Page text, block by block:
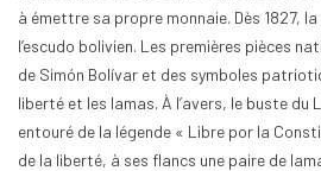
à émettre sa propre monnaie. Dès 1827,
l’escudo bolivien. Les premières pièces
de Simón Bolívar et des symboles
liberté et les lamas. À l’avers, le buste
entouré de la légende « Libre por la
de la liberté, à ses flancs une paire de